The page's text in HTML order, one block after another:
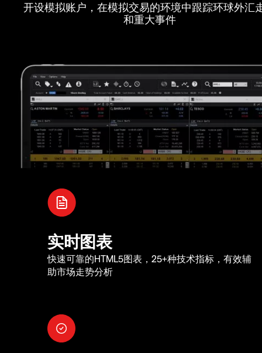
开设模拟账户，在模拟交易的环境中跟踪环球外汇
和重大事件
实时图表
快速可靠的HTML5图表，25+种技术指标，有效辅
助市场走势分析